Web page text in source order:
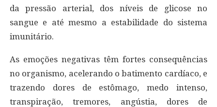
da pressão arterial, dos níveis de glicose no
sangue e até mesmo a estabilidade do sistema
imunitário.
As emoções negativas têm fortes consequências
no organismo, acelerando o batimento cardíaco, e
trazendo dores de estômago, medo intenso,
transpiração, tremores, angústia, dores de